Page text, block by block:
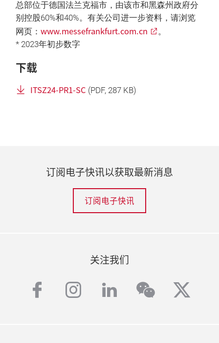
总部位于德国法兰克福市，由该市和黑森州政府分
别控股60%和40%。有关公司进一步资料，请浏览
网页： www.messefrankfurt.com.cn
。
* 2023年初步数字
下载
ITSZ24-PR1-SC (PDF, 287 KB)
订阅电子快讯以获取最新消息
订阅电子快讯
关注我们
facebook
instagram
linkedinwechat